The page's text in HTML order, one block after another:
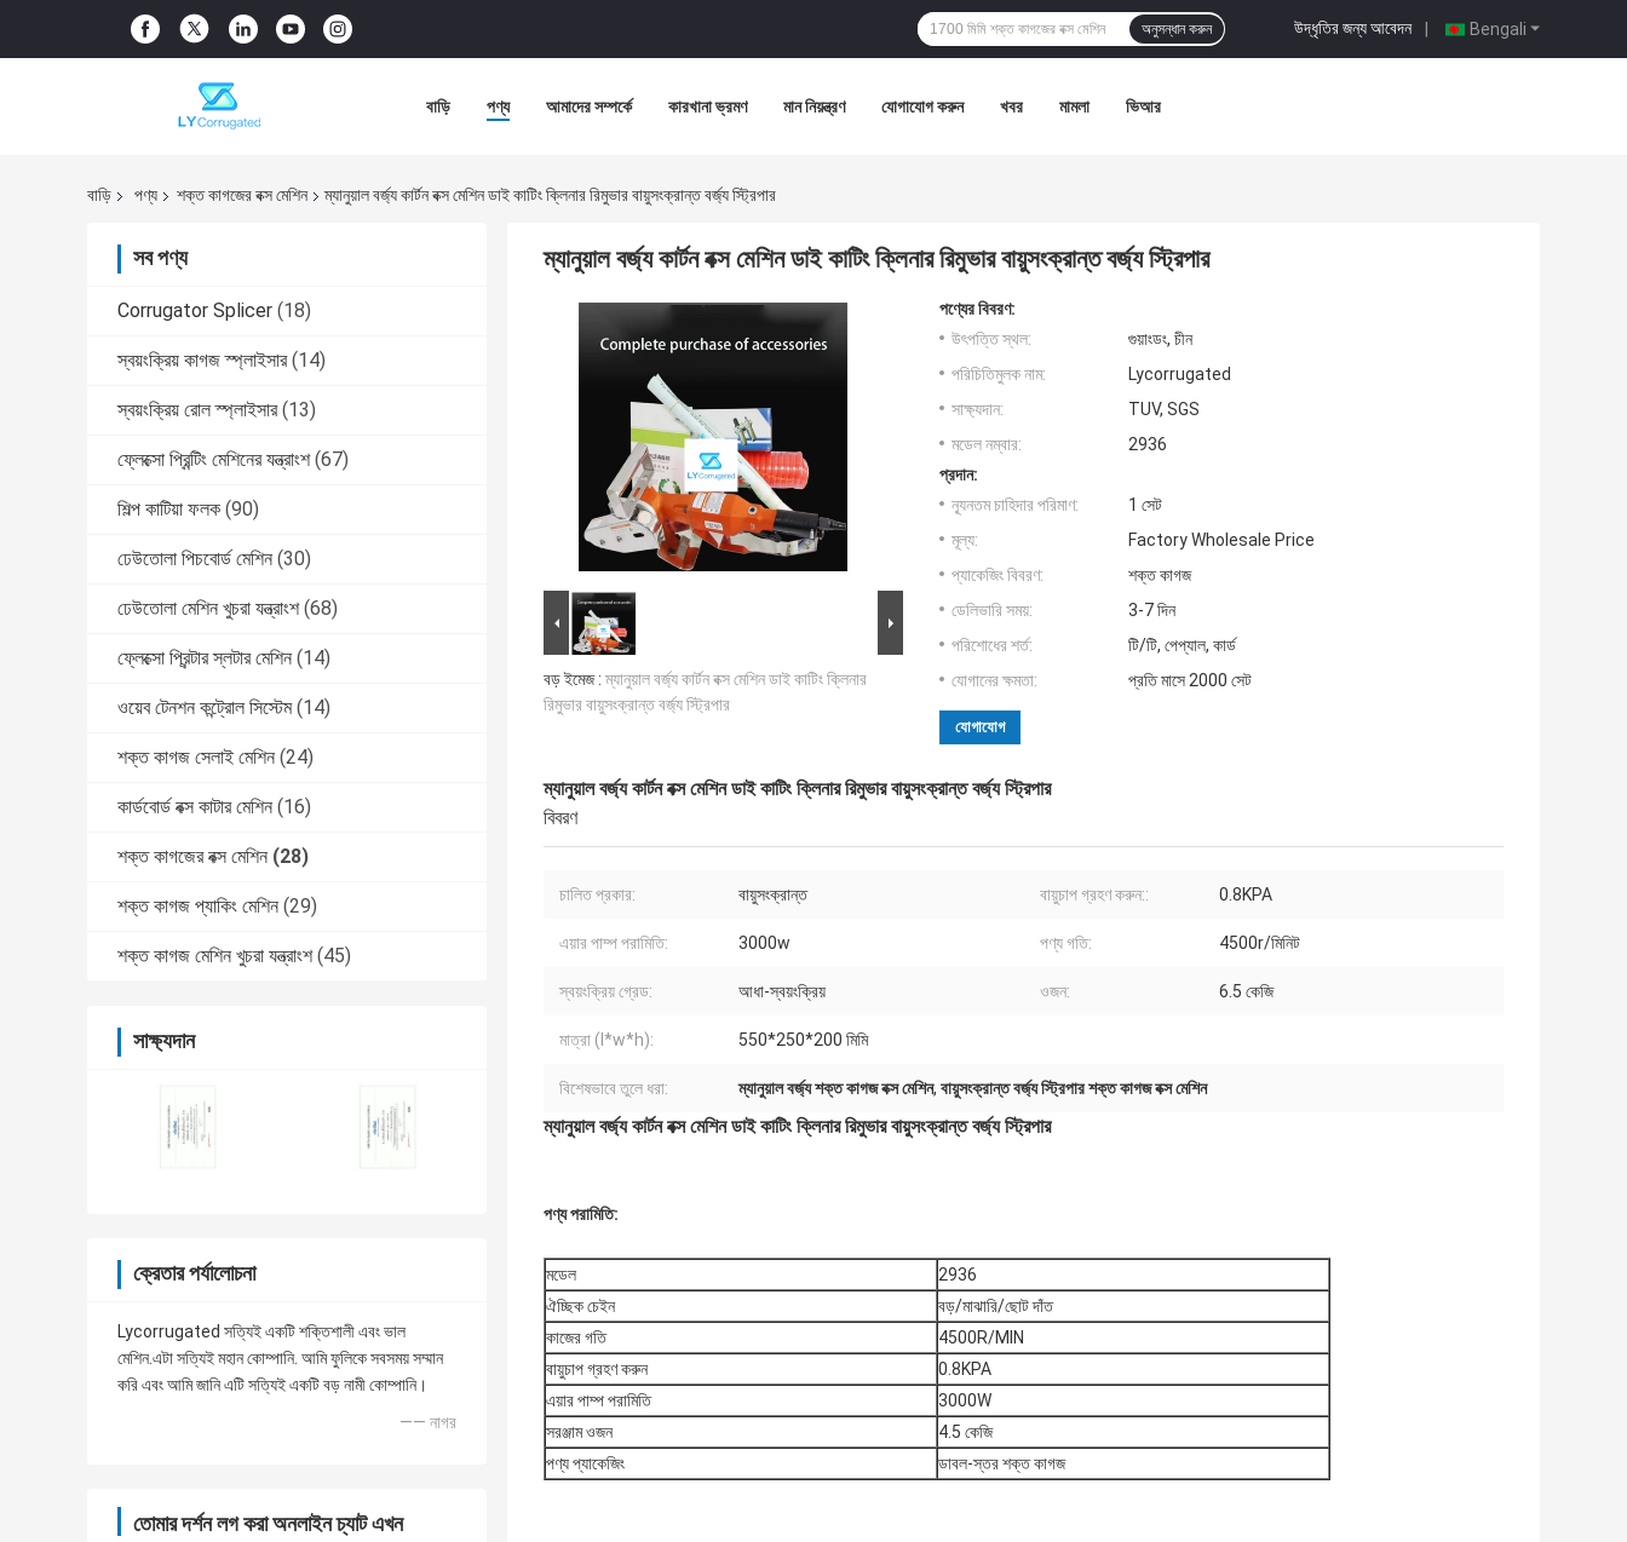
Bengali
উদ্ধৃতির জন্য আবেদন |
অনুসন্ধান করুন
বাড়ি পণ্য আমাদের সম্পর্কে কারখানা ভ্রমণ মান নিয়ন্ত্রণ যোগাযোগ করুন খবর মামলা ভিআর
বাড়ি পণ্য শক্ত কাগজের বক্স মেশিন ম্যানুয়াল বর্জ্য কার্টন বক্স মেশিন ডাই কাটিং ক্লিনার রিমুভার বায়ুসংক্রান্ত বর্জ্য স্ট্রিপার
সব পণ্য
Corrugator Splicer (18)
স্বয়ংক্রিয় কাগজ স্প্লাইসার (14)
স্বয়ংক্রিয় রোল স্প্লাইসার (13)
ফ্লেক্সো প্রিন্টিং মেশিনের যন্ত্রাংশ (67)
শিল্প কাটিয়া ফলক (90)
ঢেউতোলা পিচবোর্ড মেশিন (30)
ঢেউতোলা মেশিন খুচরা যন্ত্রাংশ (68)
ফ্লেক্সো প্রিন্টার স্লটার মেশিন (14)
ওয়েব টেনশন কন্ট্রোল সিস্টেম (14)
শক্ত কাগজ সেলাই মেশিন (24)
কার্ডবোর্ড বক্স কাটার মেশিন (16)
শক্ত কাগজের বক্স মেশিন (28)
শক্ত কাগজ প্যাকিং মেশিন (29)
শক্ত কাগজ মেশিন খুচরা যন্ত্রাংশ (45)
সাক্ষ্যদান
ক্রেতার পর্যালোচনা
Lycorrugated সত্যিই একটি শক্তিশালী এবং ভাল
মেশিন.এটা সত্যিই মহান কোম্পানি. আমি ফুলিকে সবসময় সম্মান
করি এবং আমি জানি এটি সত্যিই একটি বড় নামী কোম্পানি।
—— নাগর
তোমার দর্শন লগ করা অনলাইন চ্যাট এখন
ম্যানুয়াল বর্জ্য কার্টন বক্স মেশিন ডাই কাটিং ক্লিনার রিমুভার বায়ুসংক্রান্ত বর্জ্য স্ট্রিপার
বড় ইমেজ :ম্যানুয়াল বর্জ্য কার্টন বক্স মেশিন ডাই কাটিং ক্লিনার
রিমুভার বায়ুসংক্রান্ত বর্জ্য স্ট্রিপার
পণ্যের বিবরণ:
উৎপত্তি স্থল:
গুয়াংডং, চীন
পরিচিতিমুলক নাম:
Lycorrugated
সাক্ষ্যদান:
TUV, SGS
মডেল নম্বার:
2936
প্রদান:
ন্যূনতম চাহিদার পরিমাণ:
1 সেট
মূল্য:
Factory Wholesale Price
প্যাকেজিং বিবরণ:
শক্ত কাগজ
ডেলিভারি সময়:
3-7 দিন
পরিশোধের শর্ত:
টি/টি, পেপ্যাল, কার্ড
যোগানের ক্ষমতা:
প্রতি মাসে 2000 সেট
যোগাযোগ
ম্যানুয়াল বর্জ্য কার্টন বক্স মেশিন ডাই কাটিং ক্লিনার রিমুভার বায়ুসংক্রান্ত বর্জ্য স্ট্রিপার
বিবরণ
চালিত প্রকার: বায়ুসংক্রান্ত বায়ুচাপ গ্রহণ করুন:: 0.8KPA
এয়ার পাম্প পরামিতি: 3000w পণ্য গতি: 4500r/মিনিট
স্বয়ংক্রিয় গ্রেড: আধা-স্বয়ংক্রিয় ওজন: 6.5 কেজি
মাত্রা (l*w*h): 550*250*200 মিমি
বিশেষভাবে তুলে ধরা: ম্যানুয়াল বর্জ্য শক্ত কাগজ বক্স মেশিন, বায়ুসংক্রান্ত বর্জ্য স্ট্রিপার শক্ত কাগজ বক্স মেশিন
ম্যানুয়াল বর্জ্য কার্টন বক্স মেশিন ডাই কাটিং ক্লিনার রিমুভার বায়ুসংক্রান্ত বর্জ্য স্ট্রিপার
পণ্য পরামিতি:
মডেল
2936
ঐচ্ছিক চেইন
বড়/মাঝারি/ছোট দাঁত
কাজের গতি
4500R/MIN
বায়ুচাপ গ্রহণ করুন
0.8KPA
এয়ার পাম্প পরামিতি
3000W
সরঞ্জাম ওজন
4.5 কেজি
পণ্য প্যাকেজিং
ডাবল-স্তর শক্ত কাগজ